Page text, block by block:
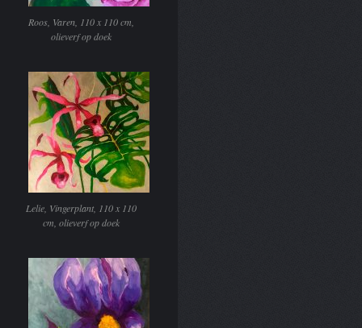
Roos, Varen, 110 x 110 cm,
olieverf op doek
Lelie, Vingerplant, 110 x 110
cm, olieverf op doek